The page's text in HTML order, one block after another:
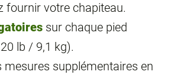
fournir votre chapiteau.
sur chaque pied
lb / 9,1 kg).
mesures supplémentaires en